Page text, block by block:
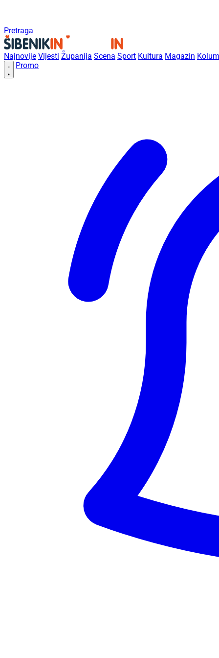
Pretraga
Najnovije Vijesti Županija Scena Sport Kultura Magazin
Promo